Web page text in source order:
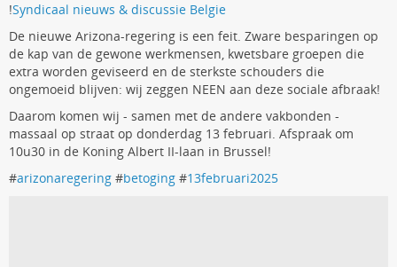
!Syndicaal nieuws & discussie Belgie
De nieuwe Arizona-regering is een feit. Zware besparingen op
de kap van de gewone werkmensen, kwetsbare groepen die
extra worden geviseerd en de sterkste schouders die
ongemoeid blijven: wij zeggen NEEN aan deze sociale afbraak!
Daarom komen wij - samen met de andere vakbonden -
massaal op straat op donderdag 13 februari. Afspraak om
10u30 in de Koning Albert II-laan in Brussel!
#arizonaregering #betoging #13februari2025